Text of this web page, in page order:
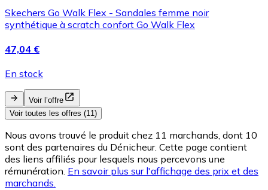
Skechers Go Walk Flex - Sandales femme noir
synthétique à scratch confort Go Walk Flex
47,04 €
En stock
Voir l’offre
Voir toutes les offres (11)
Nous avons trouvé le produit chez 11 marchands, dont 10
sont des partenaires du Dénicheur. Cette page contient
des liens affiliés pour lesquels nous percevons une
rémunération. En savoir plus sur l'affichage des prix et des
marchands.